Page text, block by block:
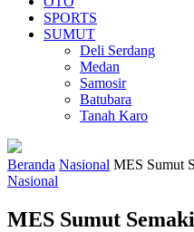
SPORTS
SUMUT
Deli Serdang
Medan
Samosir
Batubara
Tanah Karo
Beranda Nasional MES Sumut
Nasional
MES Sumut